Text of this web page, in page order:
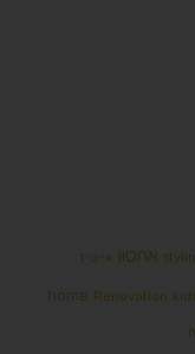
אחסון אייטיז
home Renovation